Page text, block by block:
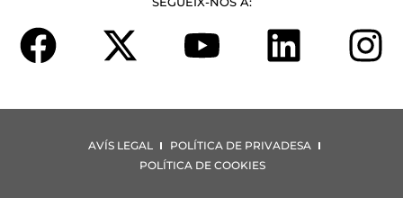
AVÍS LEGAL
POLÍTICA DE PRIVADESA
POLÍTICA DE COOKIES